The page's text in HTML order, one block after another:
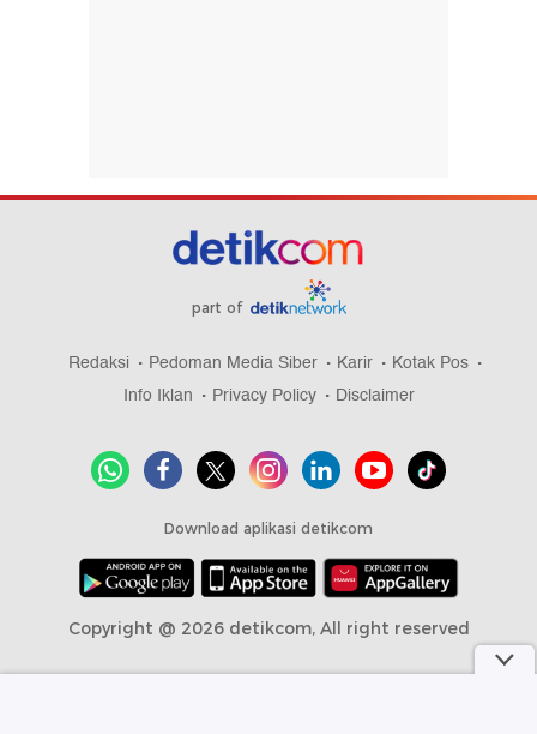
part of
Redaksi Pedoman Media Siber Karir
Kotak Pos
Info Iklan
Privacy Policy Disclaimer
Download aplikasi detikcom
Copyright @ 2026 detikcom, All right reserved